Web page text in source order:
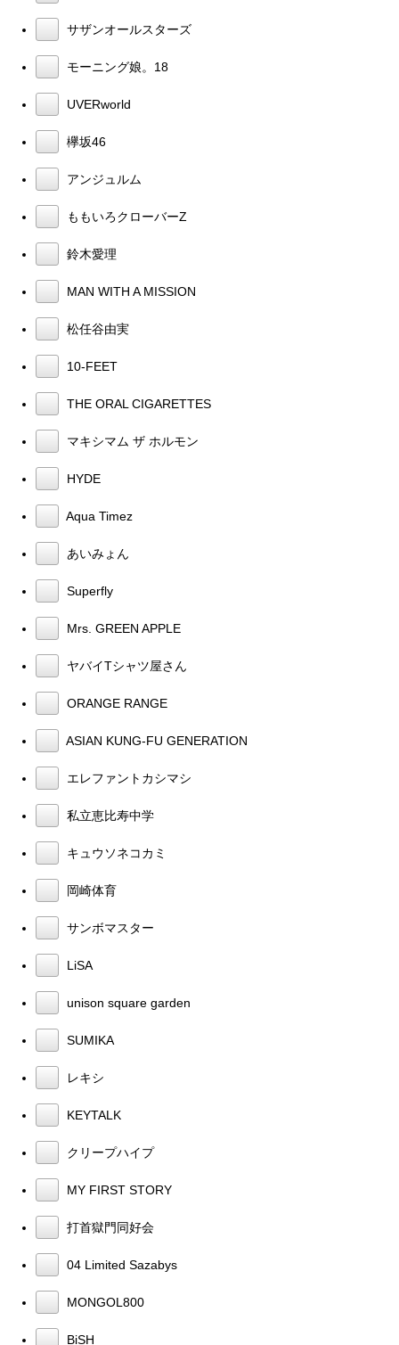
サザンオールスターズ
モーニング娘。18
UVERworld
欅坂46
アンジュルム
ももいろクローバーZ
鈴木愛理
MAN WITH A MISSION
松任谷由実
10-FEET
THE ORAL CIGARETTES
マキシマム ザ ホルモン
HYDE
Aqua Timez
あいみょん
Superfly
Mrs. GREEN APPLE
ヤバイTシャツ屋さん
ORANGE RANGE
ASIAN KUNG-FU GENERATION
エレファントカシマシ
私立恵比寿中学
キュウソネコカミ
岡崎体育
サンボマスター
LiSA
unison square garden
SUMIKA
レキシ
KEYTALK
クリープハイプ
MY FIRST STORY
打首獄門同好会
04 Limited Sazabys
MONGOL800
BiSH